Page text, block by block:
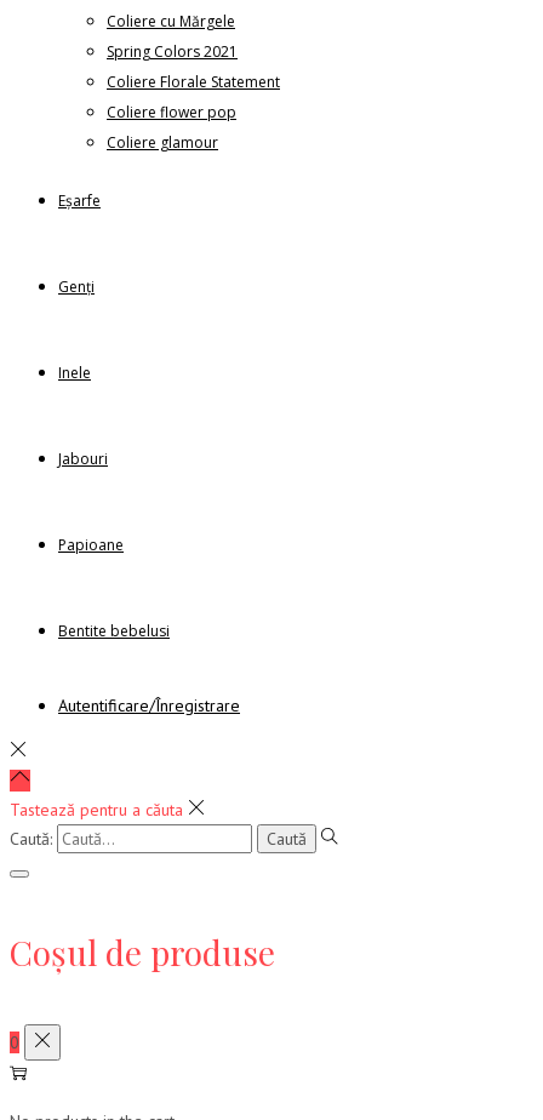
Coliere cu Mărgele
Spring Colors 2021
Coliere Florale Statement
Coliere flower pop
Coliere glamour
Eșarfe
Genți
Inele
Jabouri
Papioane
Bentite bebelusi
Autentificare/Înregistrare
Tastează pentru a căuta
Caută:
Coșul de produse
0